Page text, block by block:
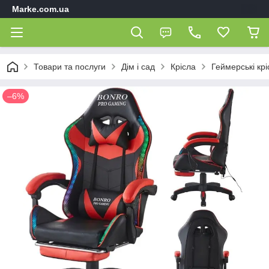
Marke.com.ua
Товари та послуги Дім і сад Крісла Геймерські
–6%